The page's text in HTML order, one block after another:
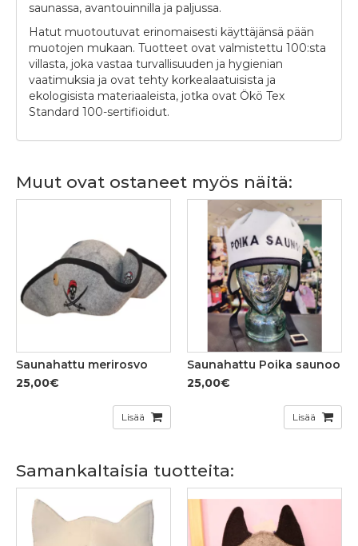
saunassa, avantouinnilla ja paljussa.
Hatut muotoutuvat erinomaisesti käyttäjänsä pään
muotojen mukaan. Tuotteet ovat valmistettu 100:sta
villasta, joka vastaa turvallisuuden ja hygienian
vaatimuksia ja ovat tehty korkealaatuisista ja
ekologisista materiaaleista, jotka ovat Ökö Tex
Standard 100-sertifioidut.
Muut ovat ostaneet myös näitä:
Saunahattu merirosvo
25,00€
Lisää
Saunahattu Poika saunoo
25,00€
Lisää
Samankaltaisia tuotteita: